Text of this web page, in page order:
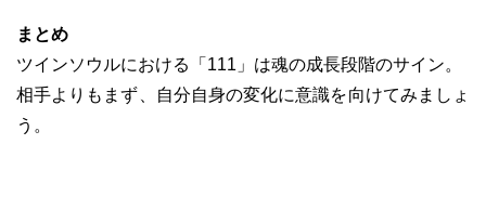
まとめ
ツインソウルにおける「111」は魂の成長段階のサイン。
相手よりもまず、自分自身の変化に意識を向けてみましょ
う。